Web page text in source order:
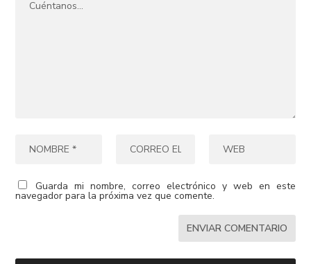
Guarda mi nombre, correo electrónico y web en este
navegador para la próxima vez que comente.